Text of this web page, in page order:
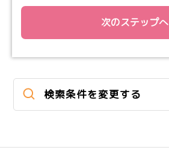
次のステップへ
検索条件を変更する